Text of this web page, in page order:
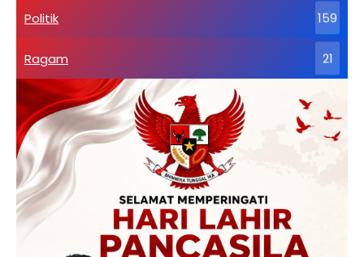
Politik 159
Ragam 21